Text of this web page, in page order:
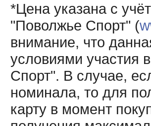
*Цена указана с
"Поволжье Спорт" (
внимание, что
условиями участия
Спорт". В случае,
номинала, то для
карту в момент